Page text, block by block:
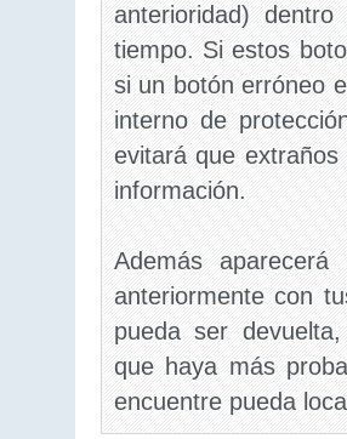
anterioridad)
tiempo. Si estos
si un botón erróneo
interno de
evitará que
información.
Además
anteriormente con
pueda ser
que haya más
encuentre pueda